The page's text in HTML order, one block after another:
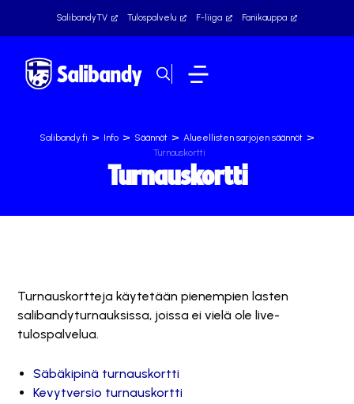
SalibandyTV Tulospalvelu F-liiga Fanikauppa
Salibandy.fi > Info > Säännöt > Alueellisten sarjojen säännöt >
Turnauskortti
Turnauskortti
Turnauskortteja käytetään pienempien lasten
salibandyturnauksissa, joissa ei vielä ole live-
tulospalvelua.
Säbäkipinä turnauskortti
Kevytversio turnauskortti